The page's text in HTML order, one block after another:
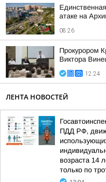
атаке на
08:26
Прокурором
Виктора
12:24
ЛЕНТА НОВОСТЕЙ
ПДД РФ,
возраста 14
только по